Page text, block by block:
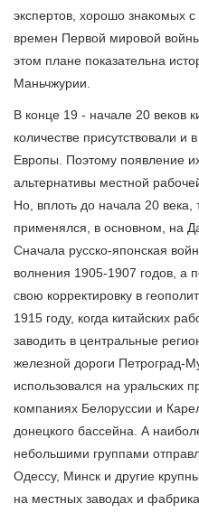
экспертов, хорошо знакомых
времен Первой мировой
этом плане показательна
Маньчжурии.
В конце 19 - начале 20 веков
количестве присутствовали
Европы. Поэтому появление
альтернативы местной
Но, вплоть до начала 20 века,
применялся, в основном, на
Сначала русско-японская
волнения 1905-1907 годов, а
свою корректировку в
1915 году, когда китайских
заводить в центральные
железной дороги Петроград-
использовался на уральских
компаниях Белоруссии и
донецкого бассейна. А
небольшими группами
Одессу, Минск и другие
на местных заводах и